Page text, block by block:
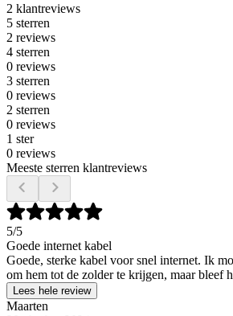
2 klantreviews
5 sterren
2 reviews
4 sterren
0 reviews
3 sterren
0 reviews
2 sterren
0 reviews
1 ster
0 reviews
Meeste sterren klantreviews
5/5
Goede internet kabel
Goede, sterke kabel voor snel internet. Ik
om hem tot de zolder te krijgen, maar bleef
Lees hele review
Maarten